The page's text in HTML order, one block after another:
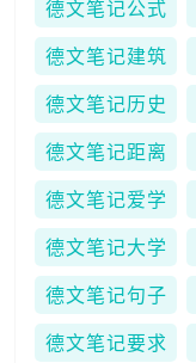
德文笔记公式
德文笔记建筑
德文笔记历史
德文笔记距离
德文笔记爱学
德文笔记大学
德文笔记句子
德文笔记要求